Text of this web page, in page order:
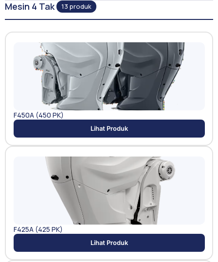
Mesin 4 Tak 13 produk
F450A (450 PK)
Lihat Produk
F425A (425 PK)
Lihat Produk